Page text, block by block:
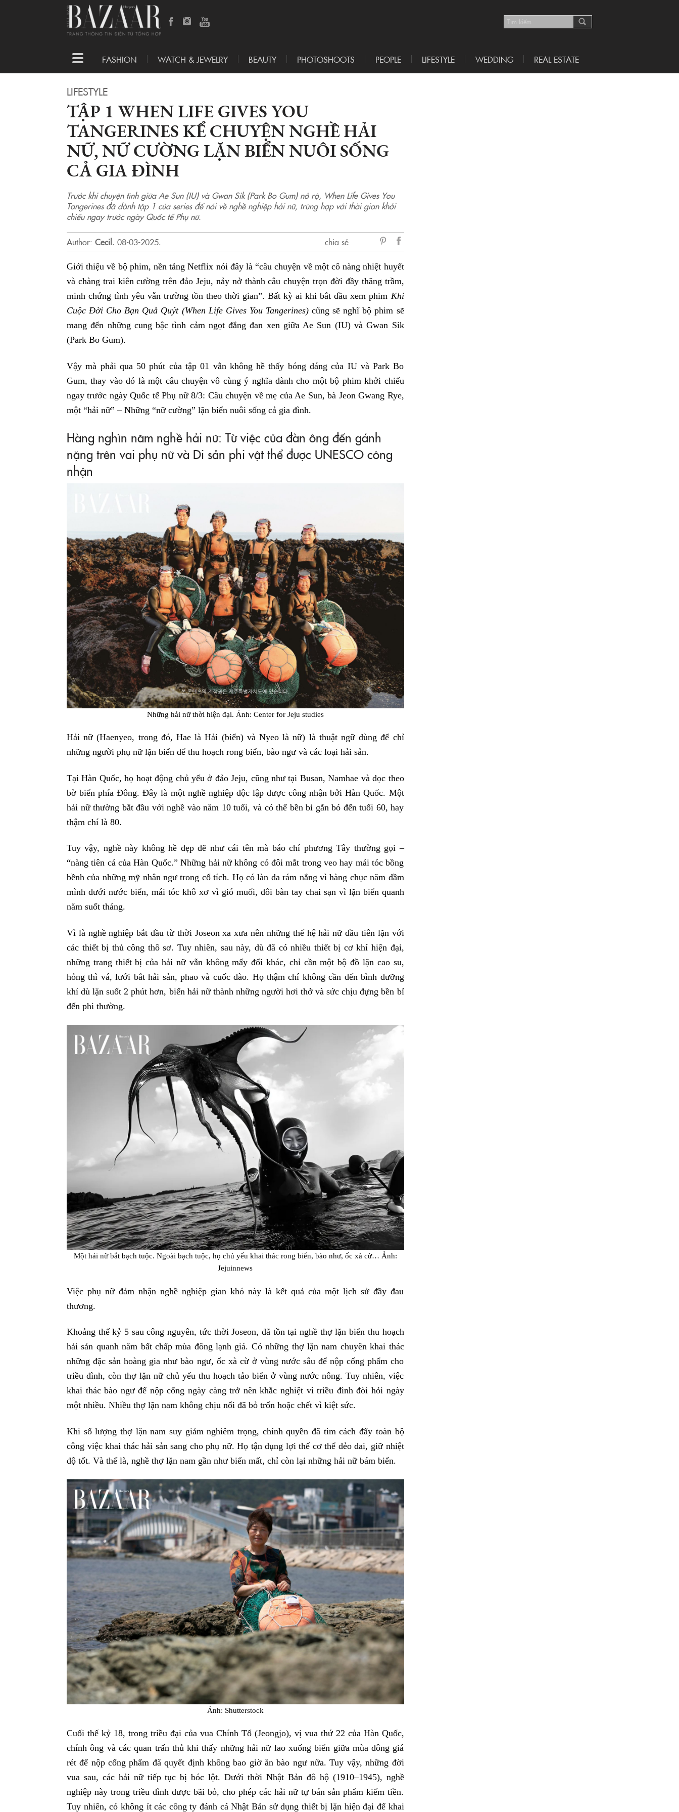
Toggle
navigation
FASHION WATCH & JEWELRY BEAUTY PHOTOSHOOTS PEOPLE LIFESTYLE WEDDING REAL ESTATE
LIFESTYLE
TẬP 1 WHEN LIFE GIVES YOU
TANGERINES KỂ CHUYỆN NGHỀ HẢI
NỮ, NỮ CƯỜNG LẶN BIỂN NUÔI SỐNG
CẢ GIA ĐÌNH
Trước khi chuyện tình giữa Ae Sun (IU) và Gwan Sik (Park Bo Gum) nở rộ, When Life Gives You
Tangerines đã dành tập 1 của series để nói về nghề nghiệp hải nữ, trùng hợp với thời gian khởi
chiếu ngay trước ngày Quốc tế Phụ nữ.
Author: Cecil. 08-03-2025.
chia sẻ
Facebook
Giới thiệu về bộ phim, nền tảng Netflix nói đây là “câu chuyện về một cô nàng nhiệt huyết
và chàng trai kiên cường trên đảo Jeju, nảy nở thành câu chuyện trọn đời đầy thăng trầm,
minh chứng tình yêu vẫn trường tồn theo thời gian”. Bất kỳ ai khi bắt đầu xem phim Khi
Cuộc Đời Cho Bạn Quả Quýt (When Life Gives You Tangerines)cũng sẽ nghĩ bộ phim sẽ
mang đến những cung bậc tình cảm ngọt đắng đan xen giữa Ae Sun (IU) và Gwan Sik
(Park Bo Gum).
Vậy mà phải qua 50 phút của tập 01 vẫn không hề thấy bóng dáng của IU và Park Bo
Gum, thay vào đó là một câu chuyện vô cùng ý nghĩa dành cho một bộ phim khởi chiếu
ngay trước ngày Quốc tế Phụ nữ 8/3: Câu chuyện về mẹ của Ae Sun, bà Jeon Gwang Rye,
một “hải nữ” – Những “nữ cường” lặn biển nuôi sống cả gia đình.
Hàng nghìn năm nghề hải nữ: Từ việc của đàn ông đến gánh
nặng trên vai phụ nữ và Di sản phi vật thể được UNESCO công
nhận
Những hải nữ thời hiện đại. Ảnh: Center for Jeju studies
Hải nữ (Haenyeo, trong đó, Hae là Hải (biển) và Nyeo là nữ) là thuật ngữ dùng để chỉ
những người phụ nữ lặn biển để thu hoạch rong biển, bào ngư và các loại hải sản.
Tại Hàn Quốc, họ hoạt động chủ yếu ở đảo Jeju, cũng như tại Busan, Namhae và dọc theo
bờ biển phía Đông. Đây là một nghề nghiệp độc lập được công nhận bởi Hàn Quốc. Một
hải nữ thường bắt đầu với nghề vào năm 10 tuổi, và có thể bền bỉ gắn bó đến tuổi 60, hay
thậm chí là 80.
Tuy vậy, nghề này không hề đẹp đẽ như cái tên mà báo chí phương Tây thường gọi –
“nàng tiên cá của Hàn Quốc.” Những hải nữ không có đôi mắt trong veo hay mái tóc bồng
bềnh của những mỹ nhân ngư trong cổ tích. Họ có làn da rám nắng vì hàng chục năm dầm
mình dưới nước biển, mái tóc khô xơ vì gió muối, đôi bàn tay chai sạn vì lặn biển quanh
năm suốt tháng.
Vì là nghề nghiệp bắt đầu từ thời Joseon xa xưa nên những thế hệ hải nữ đầu tiên lặn với
các thiết bị thủ công thô sơ. Tuy nhiên, sau này, dù đã có nhiều thiết bị cơ khí hiện đại,
những trang thiết bị của hải nữ vẫn không mấy đổi khác, chỉ cần một bộ đồ lặn cao su,
hỏng thì vá, lưới bắt hải sản, phao và cuốc đào. Họ thậm chí không cần đến bình dưỡng
khí dù lặn suốt 2 phút hơn, biến hải nữ thành những người hơi thở và sức chịu đựng bền bỉ
đến phi thường.
Một hải nữ bắt bạch tuộc. Ngoài bạch tuộc, họ chủ yếu khai thác rong biển, bào như, ốc xà cừ… Ảnh:
Jejuinnews
Việc phụ nữ đảm nhận nghề nghiệp gian khó này là kết quả của một lịch sử đầy đau
thương.
Khoảng thế kỷ 5 sau công nguyên, tức thời Joseon, đã tồn tại nghề thợ lặn biển thu hoạch
hải sản quanh năm bất chấp mùa đông lạnh giá. Có những thợ lặn nam chuyên khai thác
những đặc sản hoàng gia như bào ngư, ốc xà cừ ở vùng nước sâu để nộp cống phẩm cho
triều đình, còn thợ lặn nữ chủ yếu thu hoạch tảo biển ở vùng nước nông. Tuy nhiên, việc
khai thác bào ngư để nộp cống ngày càng trở nên khắc nghiệt vì triều đình đòi hỏi ngày
một nhiều. Nhiều thợ lặn nam không chịu nổi đã bỏ trốn hoặc chết vì kiệt sức.
Khi số lượng thợ lặn nam suy giảm nghiêm trọng, chính quyền đã tìm cách đẩy toàn bộ
công việc khai thác hải sản sang cho phụ nữ. Họ tận dụng lợi thế cơ thể dẻo dai, giữ nhiệt
độ tốt. Và thế là, nghề thợ lặn nam gần như biến mất, chỉ còn lại những hải nữ bám biển.
Ảnh: Shutterstock
Cuối thế kỷ 18, trong triều đại của vua Chính Tổ (Jeongjo), vị vua thứ 22 của Hàn Quốc,
chính ông và các quan trấn thủ khi thấy những hải nữ lao xuống biển giữa mùa đông giá
rét để nộp cống phẩm đã quyết định không bao giờ ăn bào ngư nữa. Tuy vậy, những đời
vua sau, các hải nữ tiếp tục bị bóc lột. Dưới thời Nhật Bản đô hộ (1910–1945), nghề
nghiệp này trong triều đình được bãi bỏ, cho phép các hải nữ tự bán sản phẩm kiếm tiền.
Tuy nhiên, có không ít các công ty đánh cá Nhật Bản sử dụng thiết bị lặn hiện đại để khai